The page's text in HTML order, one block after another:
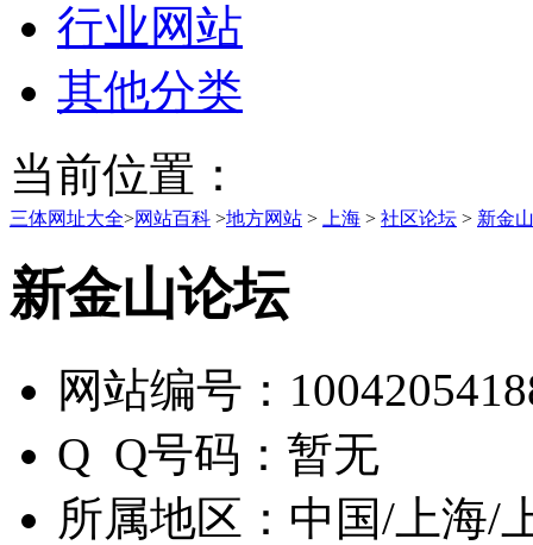
行业网站
其他分类
当前位置：
三体网址大全>网站百科 >地方网站 > 上海 > 社区论坛 > 新金
新金山论坛
网站编号：
Q Q号码： 暂无
所属地区： 中国/上海/